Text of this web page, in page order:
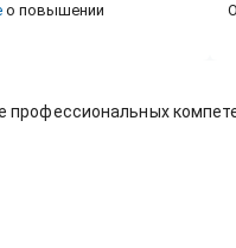
о повышении
профессиональных